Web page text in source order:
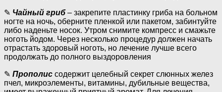
✎ Чайный гриб – закрепите пластинку гриба на больном
ногте на ночь, оберните пленкой или пакетом, забинтуйте
либо наденьте носок. Утром снимите компресс и смажьте
ноготь йодом. Через несколько процедур должен начать
отрастать здоровый ноготь, но лечение лучше всего
продолжать до полного выздоровления
✎ Прополис содержит целебный секрет слюнных желез
пчел, микроэлементы, витамины, дубильные вещества,